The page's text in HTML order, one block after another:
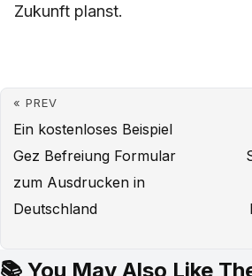
Zukunft planst.
« PREV
Ein kostenloses Beispiel
Gez Befreiung Formular
zum Ausdrucken in
Deutschland
📚 You May Also Like